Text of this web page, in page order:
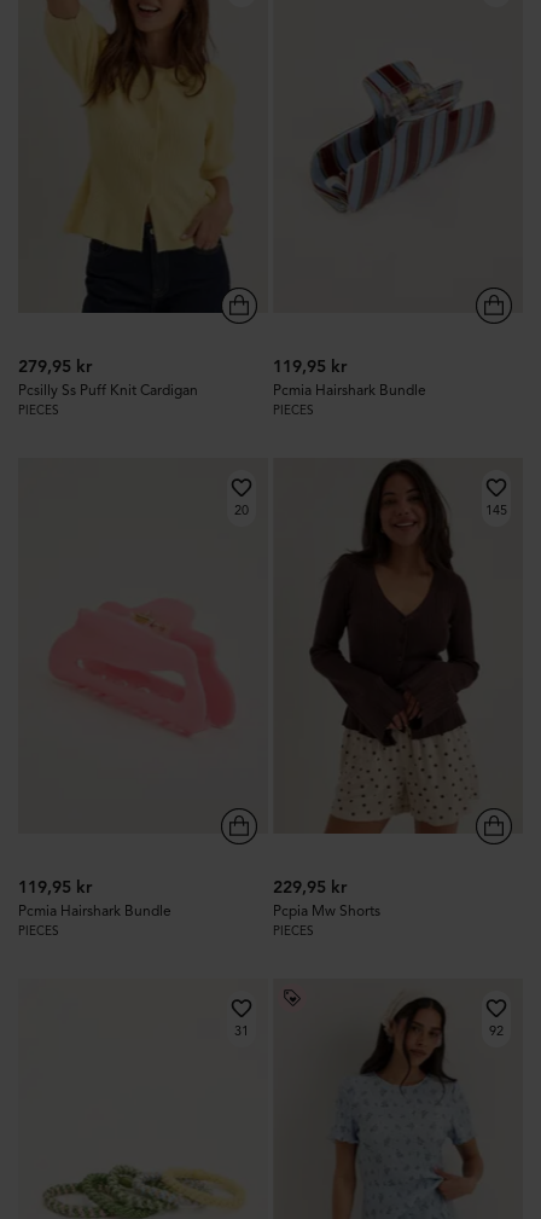
279,95 kr
Pcsilly Ss Puff Knit Cardigan
PIECES
119,95 kr
Pcmia Hairshark Bundle
PIECES
20
119,95 kr
Pcmia Hairshark Bundle
PIECES
145
229,95 kr
Pcpia Mw Shorts
PIECES
31 92